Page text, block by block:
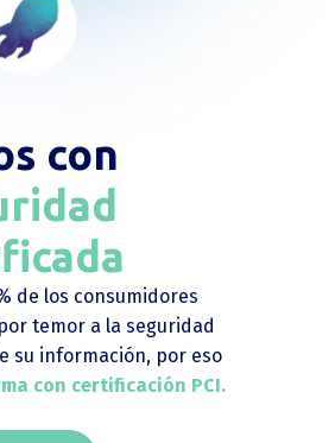
con
de los consumidores
temor a la seguridad
su información, por eso
con certificación PCI.